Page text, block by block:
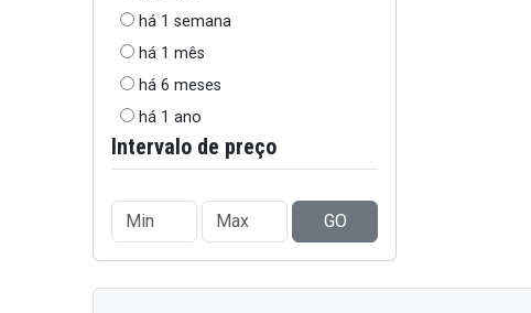
há 1 semana
há 1 mês
há 6 meses
há 1 ano
Intervalo de preço
GO